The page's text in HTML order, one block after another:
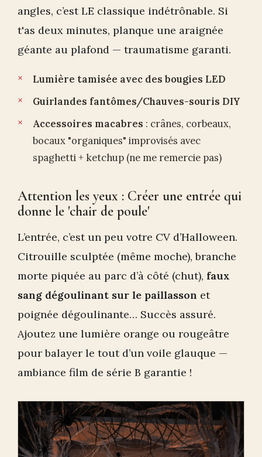
angles, c’est LE classique indétrônable. Si
t'as deux minutes, planque une araignée
géante au plafond — traumatisme garanti.
Lumière tamisée avec des bougies LED
Guirlandes fantômes/Chauves-souris DIY
Accessoires macabres : crânes, corbeaux,
bocaux "organiques" improvisés avec
spaghetti + ketchup (ne me remercie pas)
Attention les yeux : Créer une entrée qui
donne le 'chair de poule'
L’entrée, c’est un peu votre CV d’Halloween.
Citrouille sculptée (même moche), branche
morte piquée au parc d’à côté (chut), faux
sang dégoulinant sur le paillasson et
poignée dégoulinante… Succès assuré.
Ajoutez une lumière orange ou rougeâtre
pour balayer le tout d’un voile glauque —
ambiance film de série B garantie !